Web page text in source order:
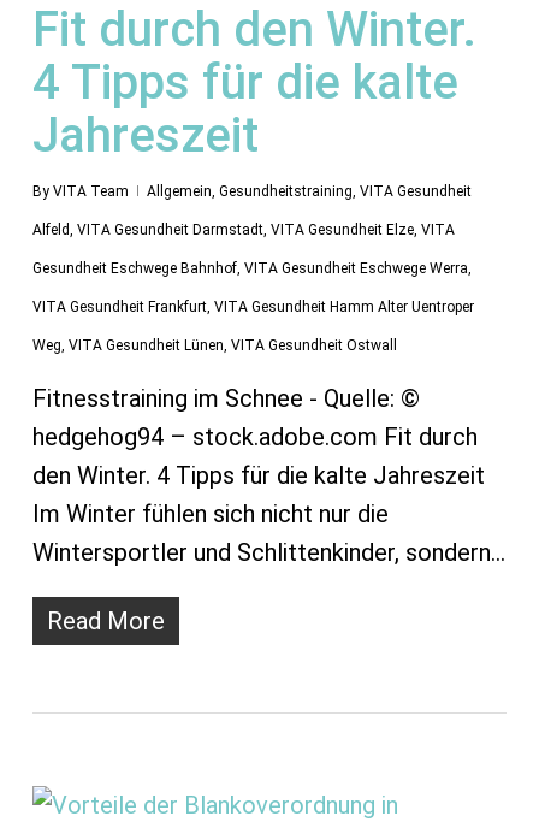
Fit durch den Winter.
4 Tipps für die kalte
Jahreszeit
By VITA Team Allgemein, Gesundheitstraining, VITA Gesundheit
Alfeld, VITA Gesundheit Darmstadt, VITA Gesundheit Elze, VITA
Gesundheit Eschwege Bahnhof, VITA Gesundheit Eschwege Werra,
VITA Gesundheit Frankfurt, VITA Gesundheit Hamm Alter Uentroper
Weg, VITA Gesundheit Lünen, VITA Gesundheit Ostwall
Fitnesstraining im Schnee - Quelle: ©
hedgehog94 – stock.adobe.com Fit durch
den Winter. 4 Tipps für die kalte Jahreszeit
Im Winter fühlen sich nicht nur die
Wintersportler und Schlittenkinder, sondern…
Read More